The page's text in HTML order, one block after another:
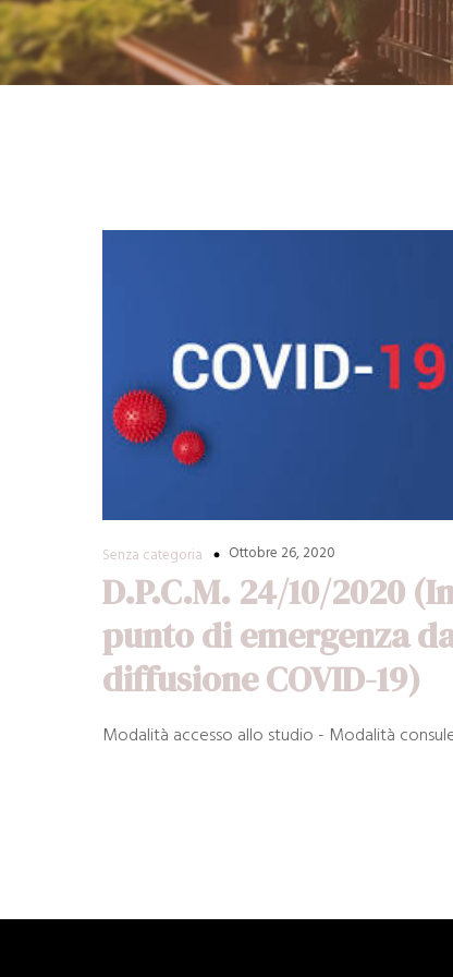
Senza categoria Ottobre 26, 2020
D.P.C.M. 24/10/2020
punto di emergenza
diffusione COVID-19)
Modalità accesso allo studio - Modalità